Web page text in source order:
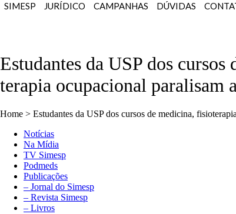
SIMESP JURÍDICO CAMPANHAS DÚVIDAS
Estudantes da USP dos
terapia ocupacional paralisam
Home > Estudantes da USP dos cursos de medicina,
Notícias
Na Mídia
TV Simesp
Podmeds
Publicações
– Jornal do Simesp
– Revista Simesp
– Livros